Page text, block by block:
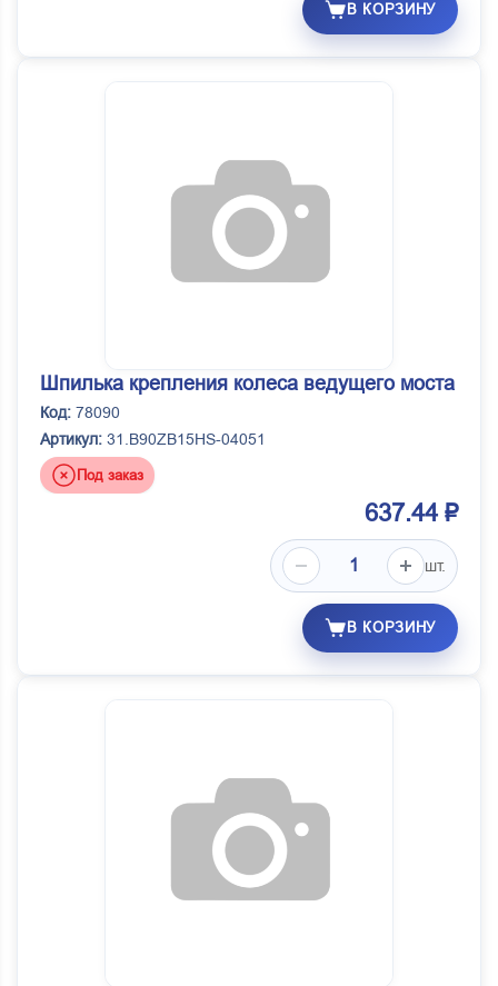
В КОРЗИНУ
Шпилька крепления колеса ведущего моста
Код: 78090
Артикул: 31.B90ZB15HS-04051
Под заказ
637.44 ₽
шт.
В КОРЗИНУ